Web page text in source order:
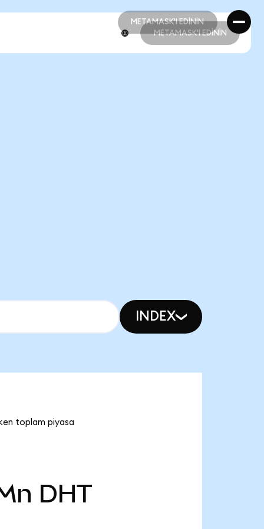
METAMASK'I EDİNİN
METAMASK'I EDİNİN
METAMASK'I EDİNİN
INDEX
toplam piyasa
DHT